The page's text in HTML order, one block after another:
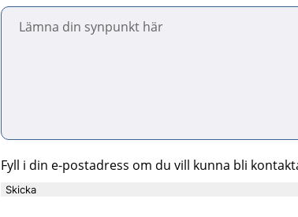
Fyll i din e-postadress om du vill kunna bli
Skicka